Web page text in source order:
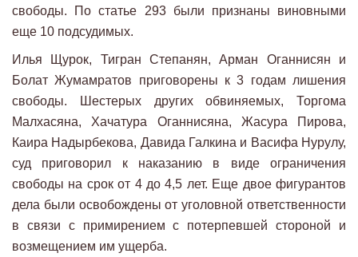
свободы. По статье 293 были признаны виновными
еще 10 подсудимых.
Илья Щурок, Тигран Степанян, Арман Оганнисян и
Болат Жумамратов приговорены к 3 годам лишения
свободы. Шестерых других обвиняемых, Торгома
Малхасяна, Хачатура Оганнисяна, Жасура Пирова,
Каира Надырбекова, Давида Галкина и Васифа Нурулу,
суд приговорил к наказанию в виде ограничения
свободы на срок от 4 до 4,5 лет. Еще двое фигурантов
дела были освобождены от уголовной ответственности
в связи с примирением с потерпевшей стороной и
возмещением им ущерба.